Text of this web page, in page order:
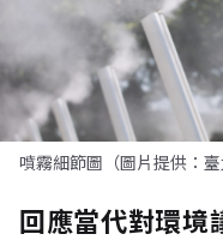
噴霧細節圖（圖片提供：臺
回應當代對環境